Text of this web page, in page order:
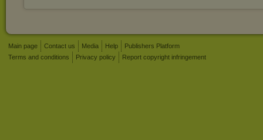
Main page Contact us Media Help
Publishers Platform
Terms and conditions
Privacy policy Report copyright infringement